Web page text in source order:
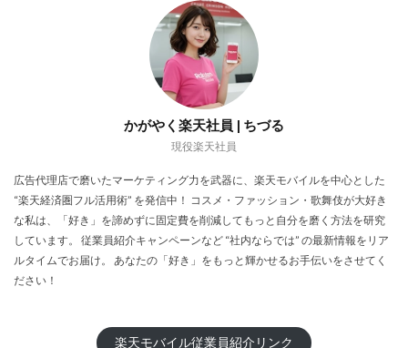
かがやく楽天社員 | ちづる
現役楽天社員
広告代理店で磨いたマーケティング力を武器に、楽天モバイルを中心とした
“楽天経済圏フル活用術” を発信中！ コスメ・ファッション・歌舞伎が大好き
な私は、「好き」を諦めずに固定費を削減してもっと自分を磨く方法を研究
しています。 従業員紹介キャンペーンなど “社内ならでは” の最新情報をリア
ルタイムでお届け。 あなたの「好き」をもっと輝かせるお手伝いをさせてく
ださい！
楽天モバイル従業員紹介リンク